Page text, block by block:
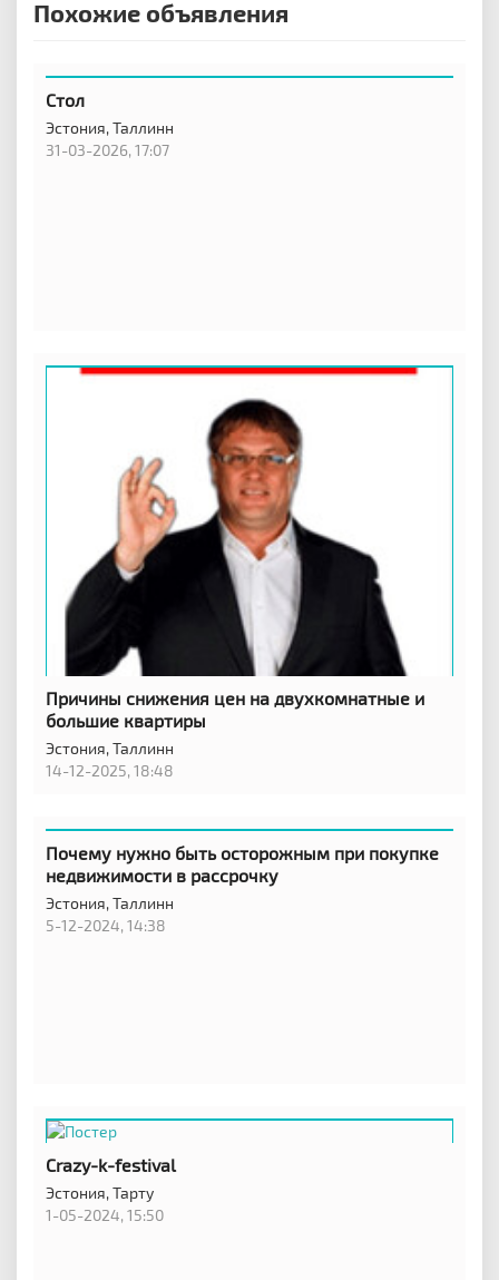
Похожие объявления
Стол
Эстония,Таллинн
31-03-2026, 17:07
Причины снижения цен на двухкомнатные и
большие квартиры
Эстония,Таллинн
14-12-2025, 18:48
Почему нужно быть осторожным при покупке
недвижимости в рассрочку
Эстония,Таллинн
5-12-2024, 14:38
Crazy-k-festival
Эстония,Тарту
1-05-2024, 15:50